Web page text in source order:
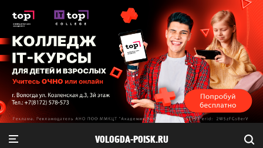
VOLOGDA-POISK.RU